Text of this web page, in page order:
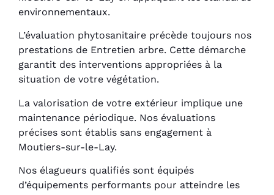
environnementaux.
L’évaluation phytosanitaire précède toujours nos
prestations de Entretien arbre. Cette démarche
garantit des interventions appropriées à la
situation de votre végétation.
La valorisation de votre extérieur implique une
maintenance périodique. Nos évaluations
précises sont établis sans engagement à
Moutiers-sur-le-Lay.
Nos élagueurs qualifiés sont équipés
d’équipements performants pour atteindre les